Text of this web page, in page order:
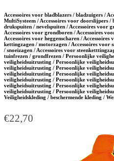
Accessoires voor bladblazers / bladzuigers /
MultiSysteem / Accessoires voor doorslijpers /
drukspuiten / nevelspuiten / Accessoires voor
Accessoires voor grondboren / Accessoires
Accessoires voor heggenscharen / Accessoires
kettingzagen / motorzagen / Accessoires voor
/ snoeizagen / Accessoires voor
tuinfrezen / grondfrezen / Persoonlijke
veiligheidsuitrusting / Persoonlijke
veiligheidsuitrusting / Persoonlijke
veiligheidsuitrusting / Persoonlijke
veiligheidsuitrusting / Persoonlijke
veiligheidsuitrusting / Persoonlijke
veiligheidsuitrusting / Persoonlijke
Veiligheidskleding / beschermende kleding /
€22,70